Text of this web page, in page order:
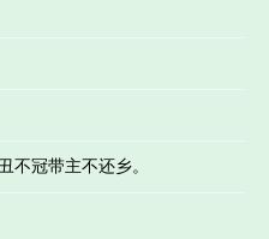
不冠带主不还乡。